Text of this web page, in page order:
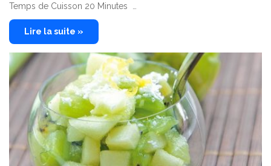
Temps de Cuisson 20 Minutes …
Lire la suite »